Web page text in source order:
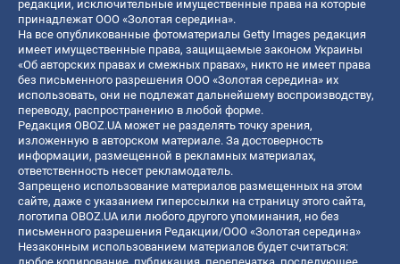
редакции, исключительные имущественные права на которые
принадлежат ООО «Золотая середина».
На все опубликованные фотоматериалы Getty Images редакция
имеет имущественные права, защищаемые законом Украины
«Об авторских правах и смежных правах», никто не имеет права
без письменного разрешения ООО «Золотая середина» их
использовать, они не подлежат дальнейшему воспроизводству,
переводу, распространению в любой форме.
Редакция OBOZ.UA может не разделять точку зрения,
изложенную в авторском материале. За достоверность
информации, размещенной в рекламных материалах,
ответственность несет рекламодатель.
Запрещено использование материалов размещенных на этом
сайте, даже с указанием гиперссылки на страницу этого сайта,
логотипа OBOZ.UA или любого другого упоминания, но без
письменного разрешения Редакции/ООО «Золотая середина»
Незаконным использованием материалов будет считаться: